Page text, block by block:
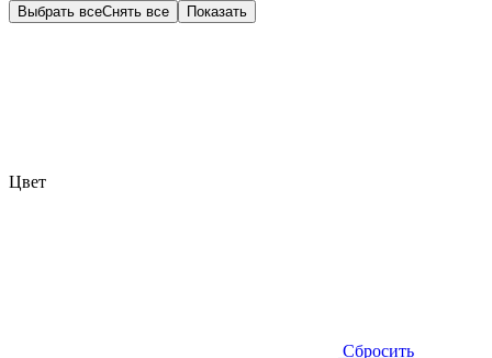
Выбрать всеСнять все Показать
Цвет
Сбросить